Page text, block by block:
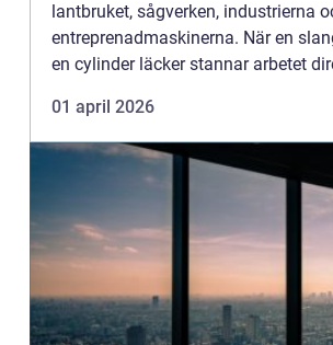
lantbruket, sågverken, industrierna
entreprenadmaskinerna. När en
en cylinder läcker stannar arbetet
service, reparation ...
01 april 2026